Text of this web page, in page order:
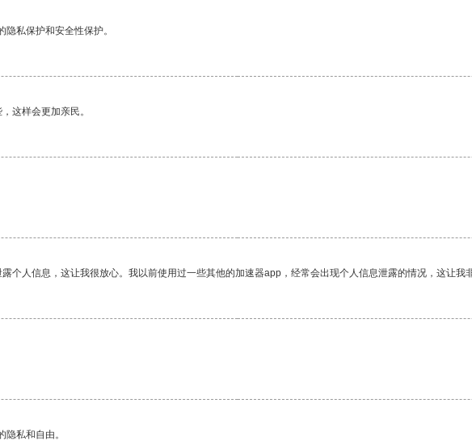
私保护和安全性保护。
这样会更加亲民。
个人信息，这让我很放心。我以前使用过一些其他的加速器app，经常会出现个人信息泄露的情况，这让我
私和自由。